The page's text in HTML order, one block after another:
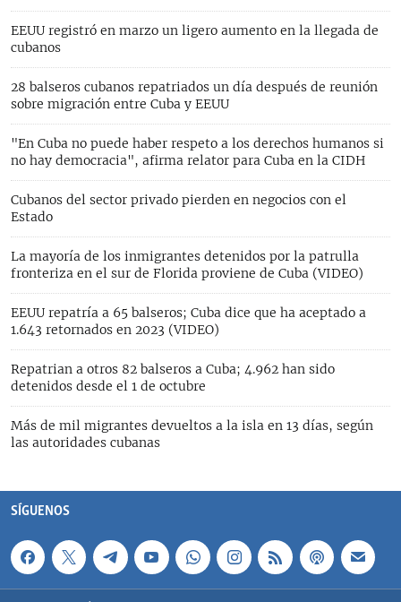
EEUU registró en marzo un ligero aumento en la llegada de
cubanos
28 balseros cubanos repatriados un día después de reunión
sobre migración entre Cuba y EEUU
"En Cuba no puede haber respeto a los derechos humanos si
no hay democracia", afirma relator para Cuba en la CIDH
Cubanos del sector privado pierden en negocios con el
Estado
La mayoría de los inmigrantes detenidos por la patrulla
fronteriza en el sur de Florida proviene de Cuba (VIDEO)
EEUU repatría a 65 balseros; Cuba dice que ha aceptado a
1.643 retornados en 2023 (VIDEO)
Repatrian a otros 82 balseros a Cuba; 4.962 han sido
detenidos desde el 1 de octubre
Más de mil migrantes devueltos a la isla en 13 días, según
las autoridades cubanas
SÍGUENOS